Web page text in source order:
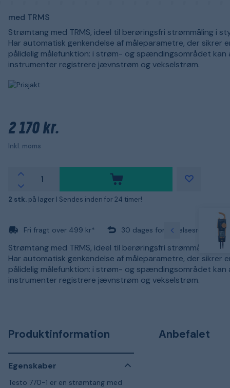
med TRMS
Strømtang med TRMS, ideel til berøringsfri strømmåling i
Har automatisk genkendelse af måleparametre, der sikrer
pålidelig målefunktion: i strøm- og spændingsområdet kan
instrumenter registrere jævnstrøm og vekselstrøm.
2 170 kr.
Inkl. moms
2 stk. på lager | Sendes inden for 24 timer!
Fri fragt over 499 kr* 30 dages fortrydelsesret
Strømtang med TRMS, ideel til berøringsfri strømmåling i
Har automatisk genkendelse af måleparametre, der sikrer
pålidelig målefunktion: i strøm- og spændingsområdet kan
instrumenter registrere jævnstrøm og vekselstrøm.
Produktinformation
Egenskaber
Testo 770-1 er en strømtang med
Anbefalet